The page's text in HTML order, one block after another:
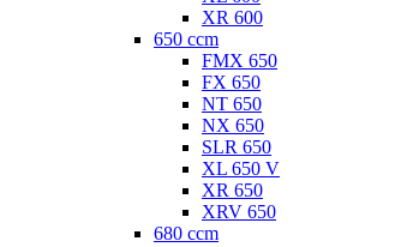
XR 600
650 ccm
FMX 650
FX 650
NT 650
NX 650
SLR 650
XL 650 V
XR 650
XRV 650
680 ccm